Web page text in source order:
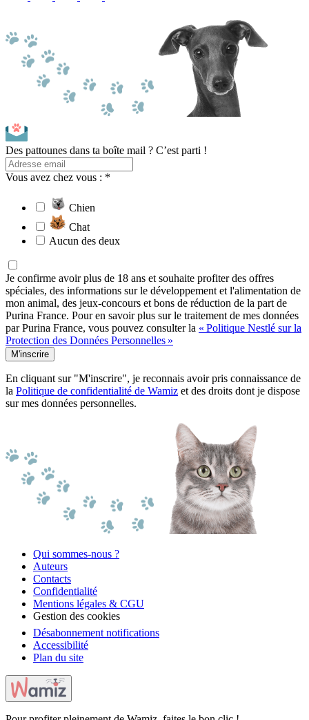
Des pattounes dans ta boîte mail ? C’est parti !
Vous avez chez vous : *
Chien
Chat
Aucun des deux
Je confirme avoir plus de 18 ans et souhaite profiter des offres
spéciales, des informations sur le développement et l'alimentation de
mon animal, des jeux-concours et bons de réduction de la part de
Purina France. Pour en savoir plus sur le traitement de mes données
par Purina France, vous pouvez consulter la « Politique Nestlé sur la
Protection des Données Personnelles »
M'inscrire
En cliquant sur "M'inscrire", je reconnais avoir pris connaissance de
la Politique de confidentialité de Wamiz et des droits dont je dispose
sur mes données personnelles.
Qui sommes-nous ?
Auteurs
Contacts
Confidentialité
Mentions légales & CGU
Gestion des cookies
Désabonnement notifications
Accessibilité
Plan du site